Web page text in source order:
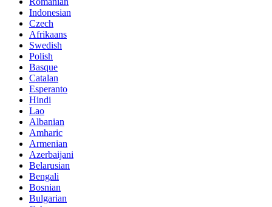
Indonesian
Czech
Afrikaans
Swedish
Polish
Basque
Catalan
Esperanto
Hindi
Lao
Albanian
Amharic
Armenian
Azerbaijani
Belarusian
Bengali
Bosnian
Bulgarian